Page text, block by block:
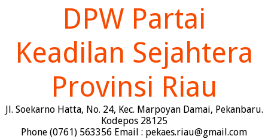
DPW Partai
Keadilan Sejahtera
Provinsi Riau
Jl. Soekarno Hatta, No. 24, Kec. Marpoyan Damai, Pekanbaru.
Kodepos 28125
Phone (0761) 563356 Email : pekaes.riau@gmail.com